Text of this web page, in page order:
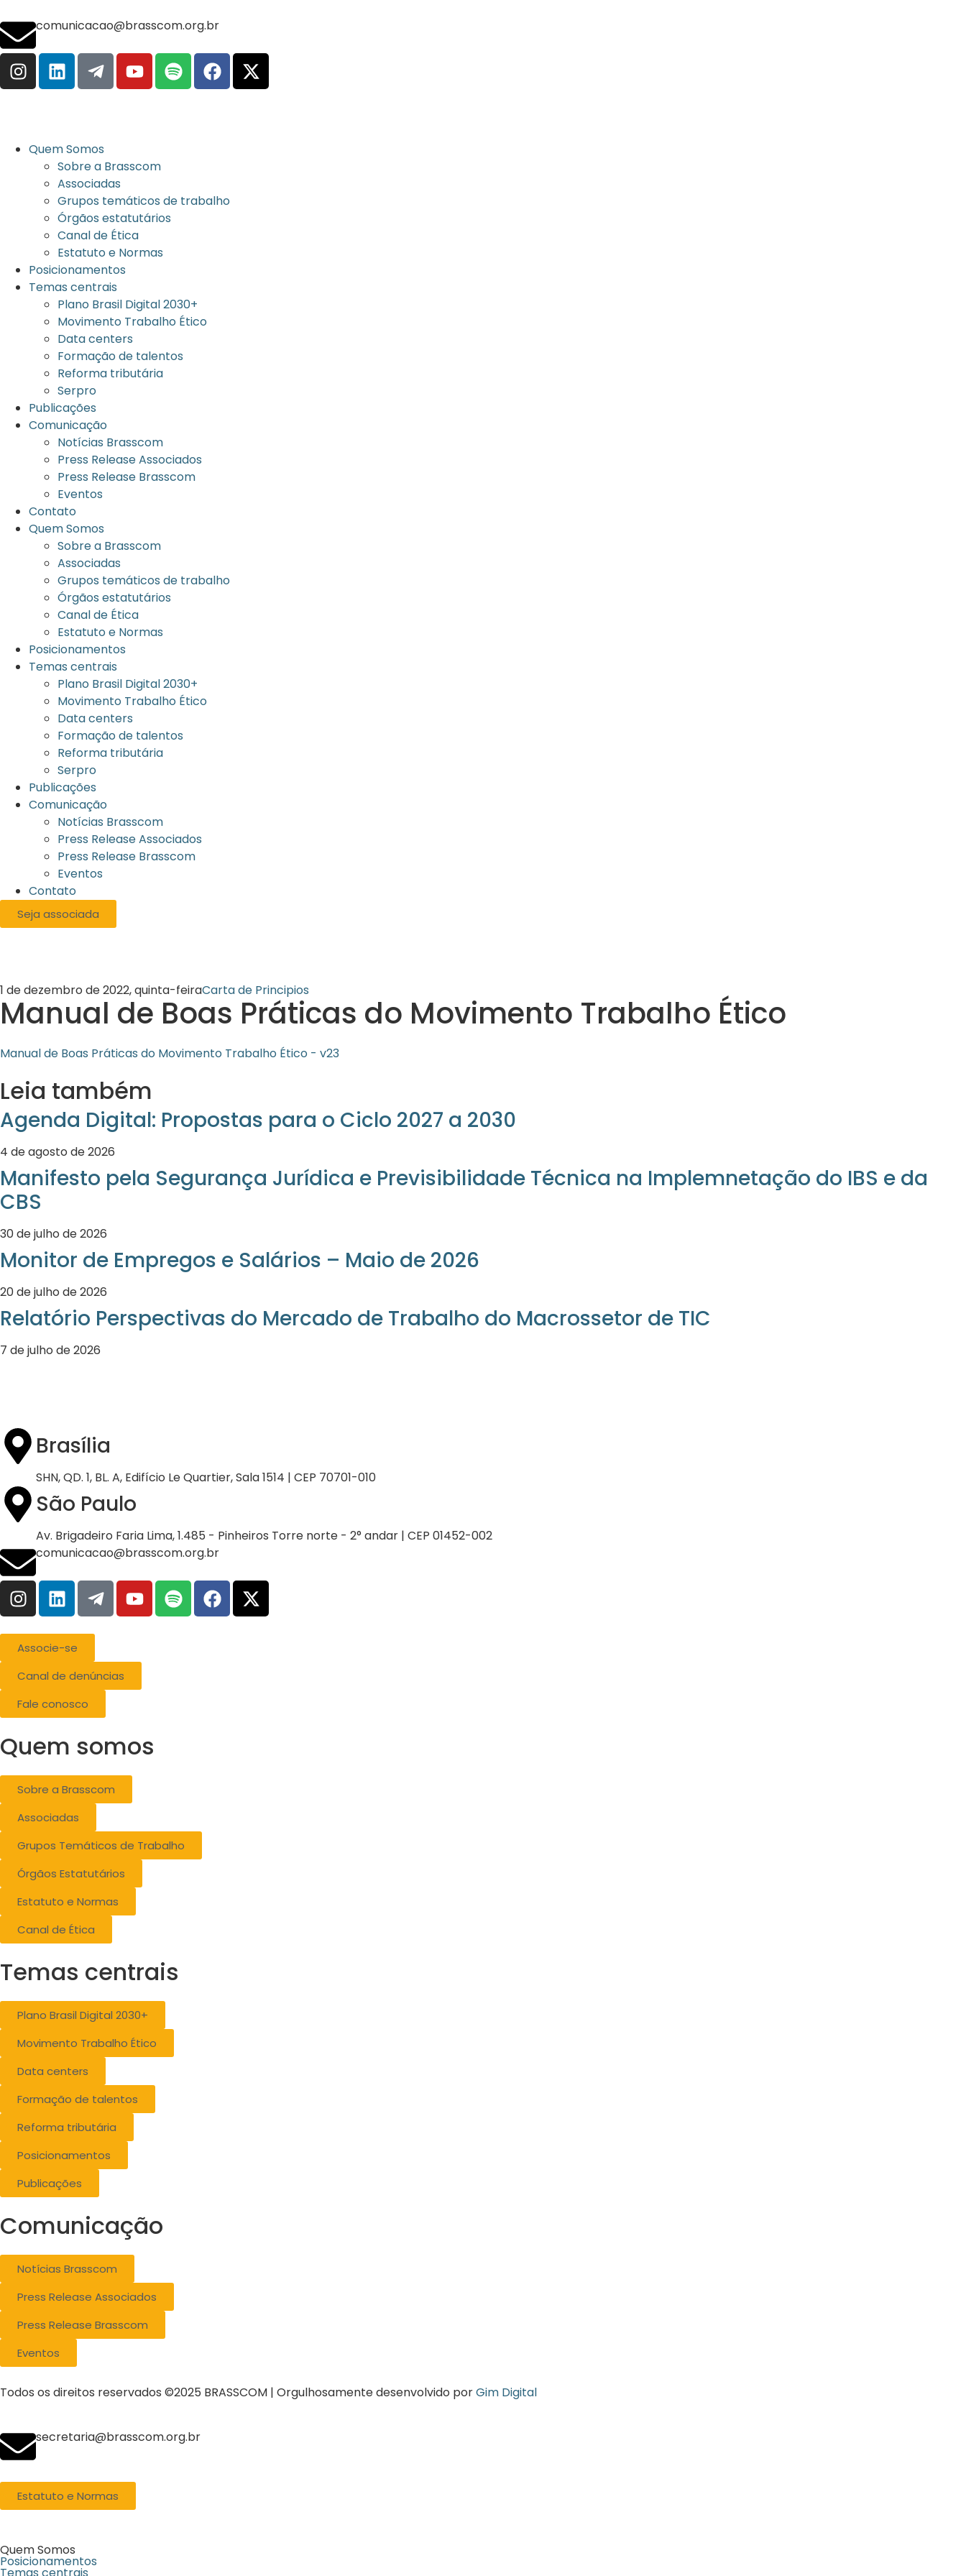
comunicacao@brasscom.org.br
Quem Somos
Sobre a Brasscom
Associadas
Grupos temáticos de trabalho
Órgãos estatutários
Canal de Ética
Estatuto e Normas
Posicionamentos
Temas centrais
Plano Brasil Digital 2030+
Movimento Trabalho Ético
Data centers
Formação de talentos
Reforma tributária
Serpro
Publicações
Comunicação
Notícias Brasscom
Press Release Associados
Press Release Brasscom
Eventos
Contato
Quem Somos
Sobre a Brasscom
Associadas
Grupos temáticos de trabalho
Órgãos estatutários
Canal de Ética
Estatuto e Normas
Posicionamentos
Temas centrais
Plano Brasil Digital 2030+
Movimento Trabalho Ético
Data centers
Formação de talentos
Reforma tributária
Serpro
Publicações
Comunicação
Notícias Brasscom
Press Release Associados
Press Release Brasscom
Eventos
Contato
Seja associada
1 de dezembro de 2022, quinta-feiraCarta de Principios
Manual de Boas Práticas do Movimento Trabalho Ético
Manual de Boas Práticas do Movimento Trabalho Ético - v23
Leia também
Agenda Digital: Propostas para o Ciclo 2027 a 2030
4 de agosto de 2026
Manifesto pela Segurança Jurídica e Previsibilidade Técnica na Implemnetação do IBS e da
CBS
30 de julho de 2026
Monitor de Empregos e Salários – Maio de 2026
20 de julho de 2026
Relatório Perspectivas do Mercado de Trabalho do Macrossetor de TIC
7 de julho de 2026
Brasília
SHN, QD. 1, BL. A, Edifício Le Quartier, Sala 1514 | CEP 70701-010
São Paulo
Av. Brigadeiro Faria Lima, 1.485 - Pinheiros Torre norte - 2° andar | CEP 01452-002
comunicacao@brasscom.org.br
Associe-se
Canal de denúncias
Fale conosco
Quem somos
Sobre a Brasscom
Associadas
Grupos Temáticos de Trabalho
Órgãos Estatutários
Estatuto e Normas
Canal de Ética
Temas centrais
Plano Brasil Digital 2030+
Movimento Trabalho Ético
Data centers
Formação de talentos
Reforma tributária
Posicionamentos
Publicações
Comunicação
Notícias Brasscom
Press Release Associados
Press Release Brasscom
Eventos
Todos os direitos reservados ©2025 BRASSCOM | Orgulhosamente desenvolvido porGim Digital
secretaria@brasscom.org.br
Estatuto e Normas
Quem Somos
Posicionamentos